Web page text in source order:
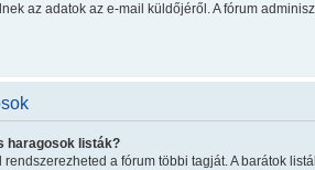
az adatok az e-mail küldőjéről. A fórum
haragosok listák?
rendszerezheted a fórum többi tagját. A barátok